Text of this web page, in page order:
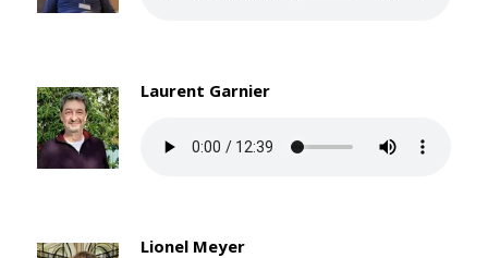
Laurent Garnier
Lionel Meyer